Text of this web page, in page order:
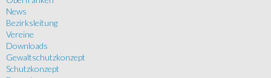
News
Bezirksleitung
Vereine
Downloads
Gewaltschutzkonzept
Schutzkonzept